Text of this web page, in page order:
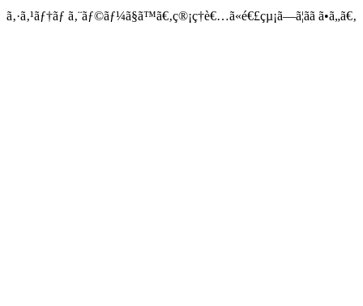
ã‚·ã‚¹ãƒ†ãƒ ã‚¨ãƒ©ãƒ¼ã§ã™ã€‚ç®¡ç†è€…ã«é€£çµ¡ã—ã¦ãã ã•ã„ã€‚